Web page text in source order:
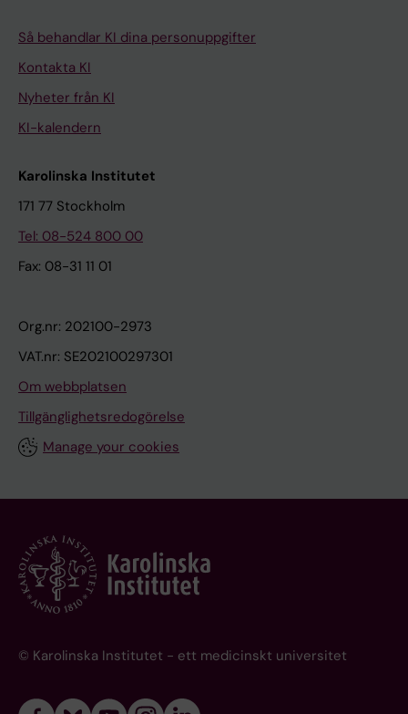
undervisningen
Överklagande
Avskiljande
Disciplinärenden
Så behandlar KI dina personuppgifter
Kontakta KI
Nyheter från KI
KI-kalendern
Karolinska Institutet
171 77 Stockholm
Tel: 08-524 800 00
Fax: 08-31 11 01
Org.nr: 202100-2973
VAT.nr: SE202100297301
Om webbplatsen
Tillgänglighetsredogörelse
Manage your cookies
© Karolinska Institutet - ett medicinskt universitet